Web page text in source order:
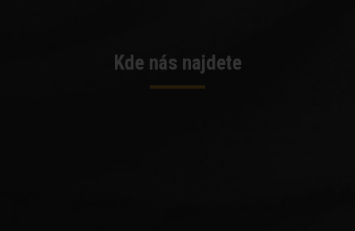
Kde nás najdete